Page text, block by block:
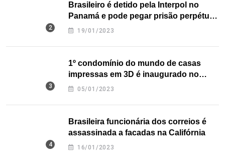
Brasileiro é detido pela Interpol no
Panamá e pode pegar prisão perpétua
nos EUA
19/01/2023
1º condomínio do mundo de casas
impressas em 3D é inaugurado no
Texas
05/01/2023
Brasileira funcionária dos correios é
assassinada a facadas na Califórnia
16/01/2023